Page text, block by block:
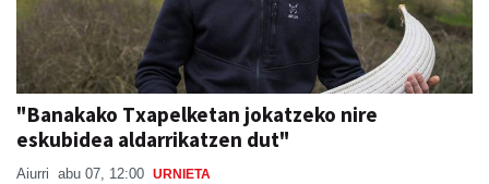
"Banakako Txapelketan jokatzeko nire
eskubidea aldarrikatzen dut"
Aiurri abu 07, 12:00 URNIETA